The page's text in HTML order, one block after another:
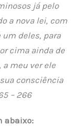
já pelo
a nova lei, com
deles, para
cima ainda de
a meu ver ele
consciência
– 266
abaixo: